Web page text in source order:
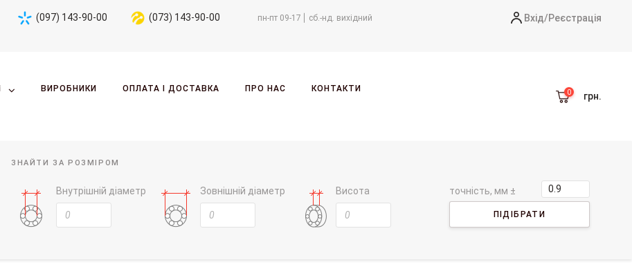
пн-пт 09-17 сб.-нд. вихідний
(097) 143-90-00 (073) 143-90-00 Вхід/Реєстрація
ВИРОБНИКИ ОПЛАТА І ДОСТАВКА ПРО НАС КОНТАКТИ
грн.
ЗНАЙТИ ЗА РОЗМІРОМ
Внутрішній діаметр Зовнішній діаметр Висота точність, мм ±
ПІДІБРАТИ